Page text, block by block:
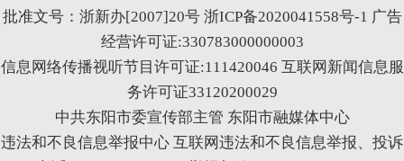
批准文号：浙新办[2007]20号 浙ICP备2020041558号-1 广告
经营许可证:330783000000003
信息网络传播视听节目许可证:111420046 互联网新闻信息服
务许可证33120200029
中共东阳市委宣传部主管 东阳市融媒体中心
违法和不良信息举报中心 互联网违法和不良信息举报、投诉